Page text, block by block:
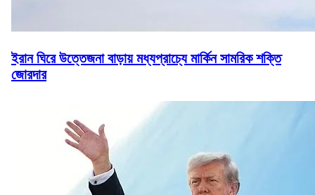
ইরান ঘিরে উত্তেজনা বাড়ায় মধ্যপ্রাচ্যে মার্কিন সামরিক শক্তি
জোরদার